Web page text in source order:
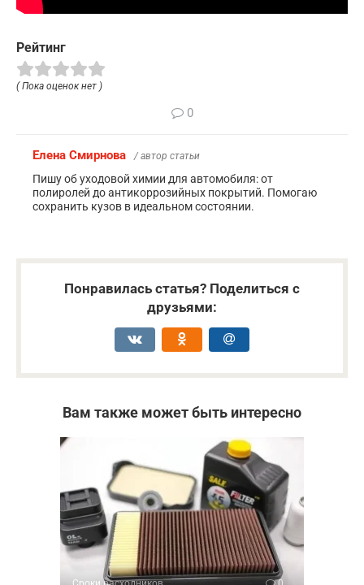
Рейтинг
( Пока оценок нет )
0
Елена Смирнова / автор статьи
Пишу об уходовой химии для автомобиля: от
полиролей до антикоррозийных покрытий. Помогаю
сохранить кузов в идеальном состоянии.
Понравилась статья? Поделиться с
друзьями:
Вам также может быть интересно